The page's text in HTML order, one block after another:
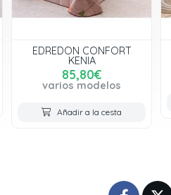
EDREDON CONFORT
KENIA
85,80€
varios modelos
Añadir a la cesta